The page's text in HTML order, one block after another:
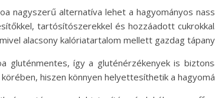
nagyszerű alternatíva lehet a hagyományos
tartósítószerekkel és hozzáadott
alacsony kalóriatartalom mellett gazdag
gluténmentes, így a gluténérzékenyek is
hiszen könnyen helyettesíthetik a